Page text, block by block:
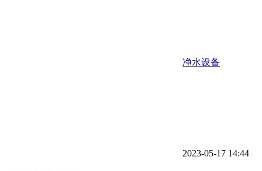
净水设备
2023-05-17 14:44